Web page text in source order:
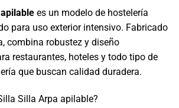
es un modelo de hostelería
para uso exterior intensivo. Fabricado
combina robustez y diseño
restaurantes, hoteles y todo tipo de
que buscan calidad duradera.
Silla Arpa apilable?